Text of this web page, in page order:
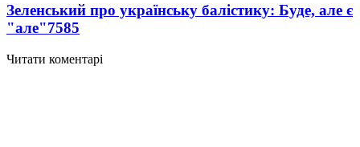
Зеленський про українську балістику: Буде, але є
"але"7585
Читати коментарі